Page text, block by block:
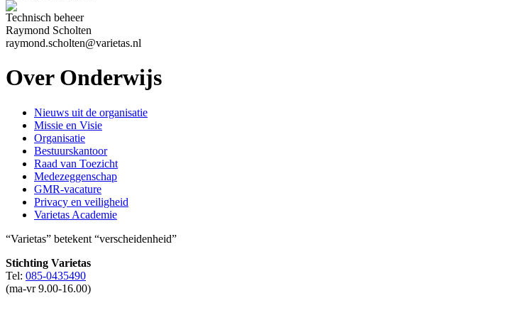
Technisch beheer
Raymond Scholten
raymond.scholten@varietas.nl
Over Onderwijs
Nieuws uit de organisatie
Missie en Visie
Organisatie
Bestuurskantoor
Raad van Toezicht
Medezeggenschap
GMR-vacature
Privacy en veiligheid
Varietas Academie
“Varietas” betekent “verscheidenheid”
Stichting Varietas
Tel: 085-0435490
(ma-vr 9.00-16.00)